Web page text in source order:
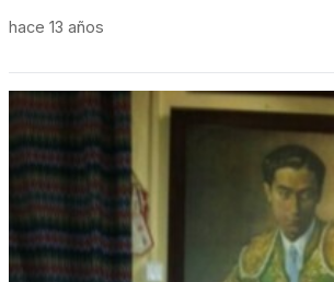
hace 13 años